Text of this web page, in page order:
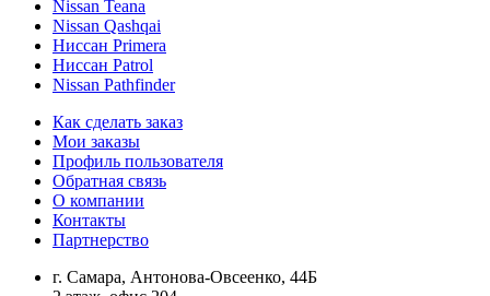
Nissan Teana
Nissan Qashqai
Ниссан Primera
Ниссан Patrol
Nissan Pathfinder
Как сделать заказ
Мои заказы
Профиль пользователя
Обратная связь
О компании
Контакты
Партнерство
г. Самара, Антонова-Овсеенко, 44Б